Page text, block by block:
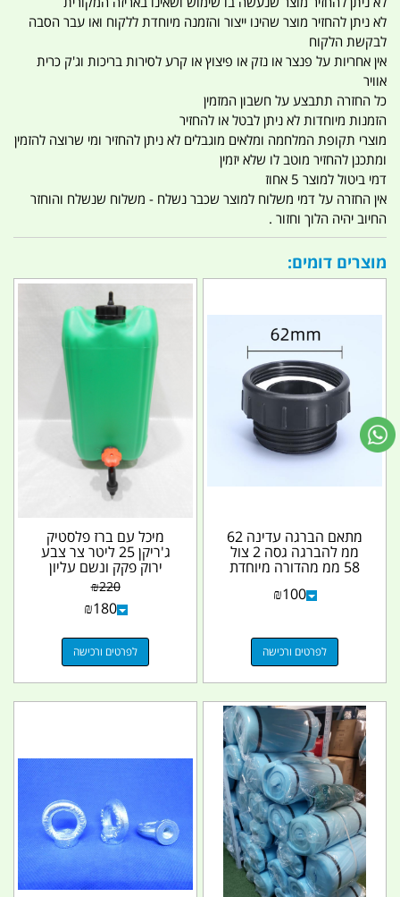
לא ניתן להחזיר מוצר שהינו ייצור והזמנה מיוחדת ללקוח ואו עבר הסבה
לבקשת הלקוח
אין אחריות על פנצר או נזק או פיצוץ או קרע לסירות בריכות וג'ק כרית
אוויר
כל החזרה תתבצע על חשבון המזמין
הזמנות מיוחדות לא ניתן לבטל או להחזיר
מוצרי תקופת המלחמה ומלאים מוגבלים לא ניתן להחזיר ומי שרוצה להזמין
ומתכנן להחזיר מוטב לו שלא יזמין
דמי ביטול למוצר 5 אחוז
אין החזרה על דמי משלוח למוצר שכבר נשלח - משלוח שנשלח והוחזר
החיוב יהיה הלוך וחזור .
מוצרים דומים:
מתאם הברגה עדינה 62
ממ להברגה גסה 2 צול
58 ממ מהדורה מיוחדת
₪100
לפרטים ורכישה
מיכל עם ברז פלסטיק
ג'ריקן 25 ליטר צר צבע
ירוק פקק ונשם עליון
מתאים למי שתייה...
₪220
₪180
לפרטים ורכישה